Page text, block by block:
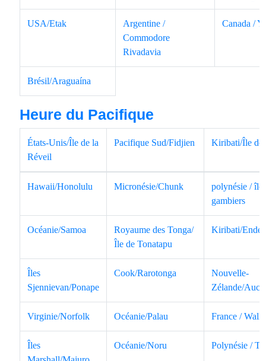
USA/Etak
Argentine /
Commodore
Rivadavia
Canada /
Brésil/Araguaína
Heure du Pacifique
États-Unis/Île de la
Réveil
Pacifique Sud/Fidjien Kiribati/Île de
Hawaii/Honolulu Micronésie/Chunk
polynésie /
gambiers
Océanie/Samoa
Royaume des Tonga/
Île de Tonatapu
Kiribati/
Îles
Sjennievan/Ponape
Cook/Rarotonga
Nouvelle-
Zélande/
Virginie/Norfolk Océanie/Palau France /
Îles
Océanie/Noru Polynésie /